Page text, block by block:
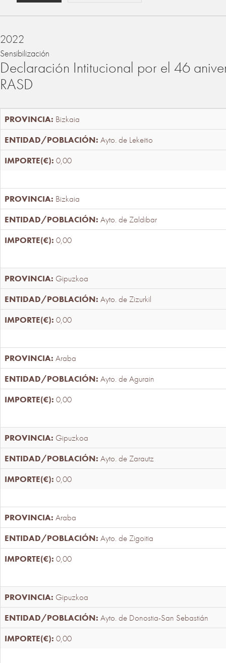
2022
Sensibilización
Declaración Intitucional por el 46
RASD
Bizkaia
Ayto. de Lekeitio
0,00
Bizkaia
Ayto. de Zaldibar
0,00
Gipuzkoa
Ayto. de Zizurkil
0,00
Araba
Ayto. de Agurain
0,00
Gipuzkoa
Ayto. de Zarautz
0,00
Araba
Ayto. de Zigoitia
0,00
Gipuzkoa
Ayto. de Donostia-San Sebastián
0,00